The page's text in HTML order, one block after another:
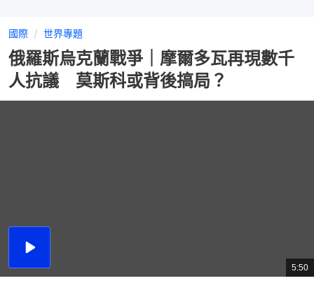
國際 世界專題
俄羅斯烏克蘭戰爭｜摩爾多瓦再現數千
人抗議 莫斯科或背後搞局？
播
總
共
5:50